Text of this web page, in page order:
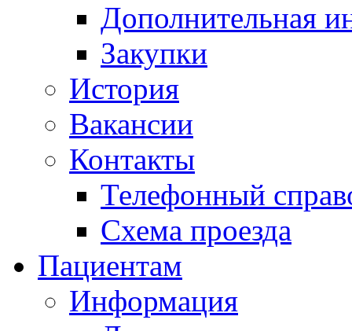
Дополнительная
Закупки
История
Вакансии
Контакты
Телефонный
Схема проезда
Пациентам
Информация